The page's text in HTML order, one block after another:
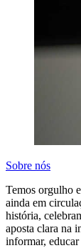
Sobre nós
Temos orgulho
ainda em
história,
aposta clara na
informar,